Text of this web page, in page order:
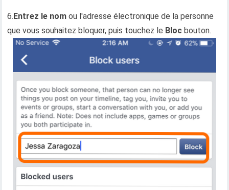
6.Entrez le nom ou l'adresse électronique de la personne
que vous souhaitez bloquer, puis touchez le Bloc bouton.